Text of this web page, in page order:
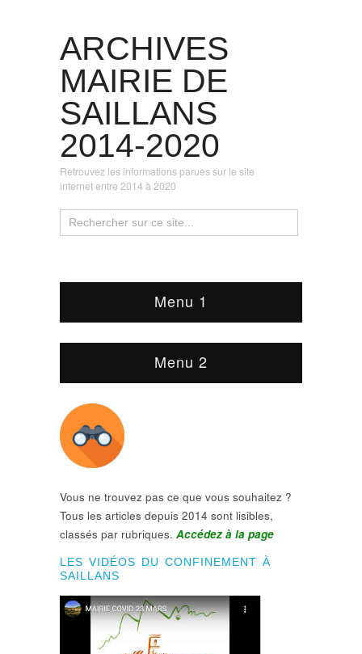
ARCHIVES
MAIRIE DE
SAILLANS
2014-2020
Retrouvez les informations parues sur le site
internet entre 2014 à 2020
Menu 1
Menu 2
Vous ne trouvez pas ce que vous souhaitez ?
Tous les articles depuis 2014 sont lisibles,
classés par rubriques. Accédez à la page
LES VIDÉOS DU CONFINEMENT À
SAILLANS